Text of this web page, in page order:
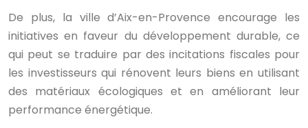
De plus, la ville d’Aix-en-Provence encourage les
initiatives en faveur du développement durable, ce
qui peut se traduire par des incitations fiscales pour
les investisseurs qui rénovent leurs biens en utilisant
des matériaux écologiques et en améliorant leur
performance énergétique.